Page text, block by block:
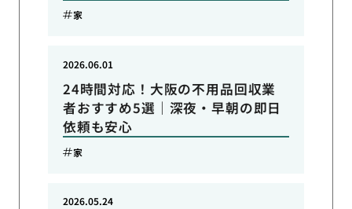
家
24時間対応！大阪の不用品回収業
者おすすめ5選｜深夜・早朝の即日
依頼も安心
2026.06.01
家
2026.05.24